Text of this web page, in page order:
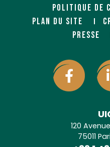
POLITIQUE DE
PLAN DU SITE
PRESSE
120
75011